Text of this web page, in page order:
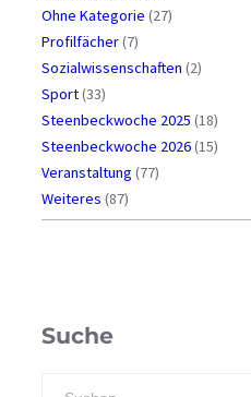
Ohne Kategorie (27)
Profilfächer(7)
Sozialwissenschaften (2)
Sport(33)
Steenbeckwoche 2025 (18)
Steenbeckwoche 2026(15)
Veranstaltung (77)
Weiteres (87)
Suche